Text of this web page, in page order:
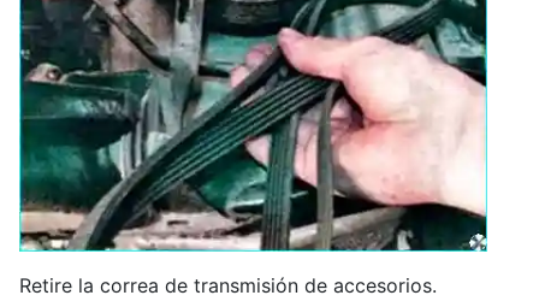
Retire la correa de transmisión de accesorios.